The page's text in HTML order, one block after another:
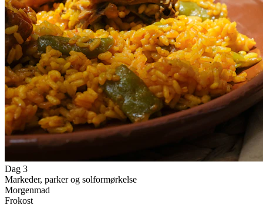
Dag 3
Markeder, parker og solformørkelse
Morgenmad
Frokost